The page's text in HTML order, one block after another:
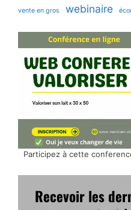
vente en gros webinaire
Participez à cette